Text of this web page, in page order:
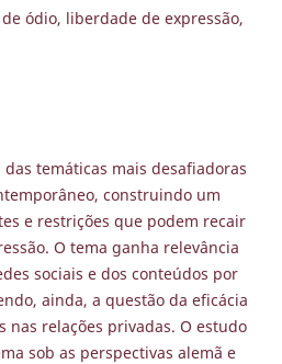
ódio, liberdade de expressão,
temáticas mais desafiadoras
construindo um
e restrições que podem recair
O tema ganha relevância
sociais e dos conteúdos por
ainda, a questão da eficácia
relações privadas. O estudo
sob as perspectivas alemã e